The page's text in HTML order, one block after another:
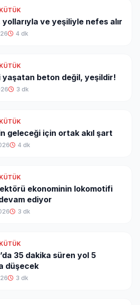
yollarıyla ve yeşiliyle nefes alır
4 dk
yaşatan beton değil, yeşildir!
3 dk
geleceği için ortak akıl şart
4 dk
ekonominin lokomotifi
ediyor
3 dk
35 dakika süren yol 5
düşecek
3 dk